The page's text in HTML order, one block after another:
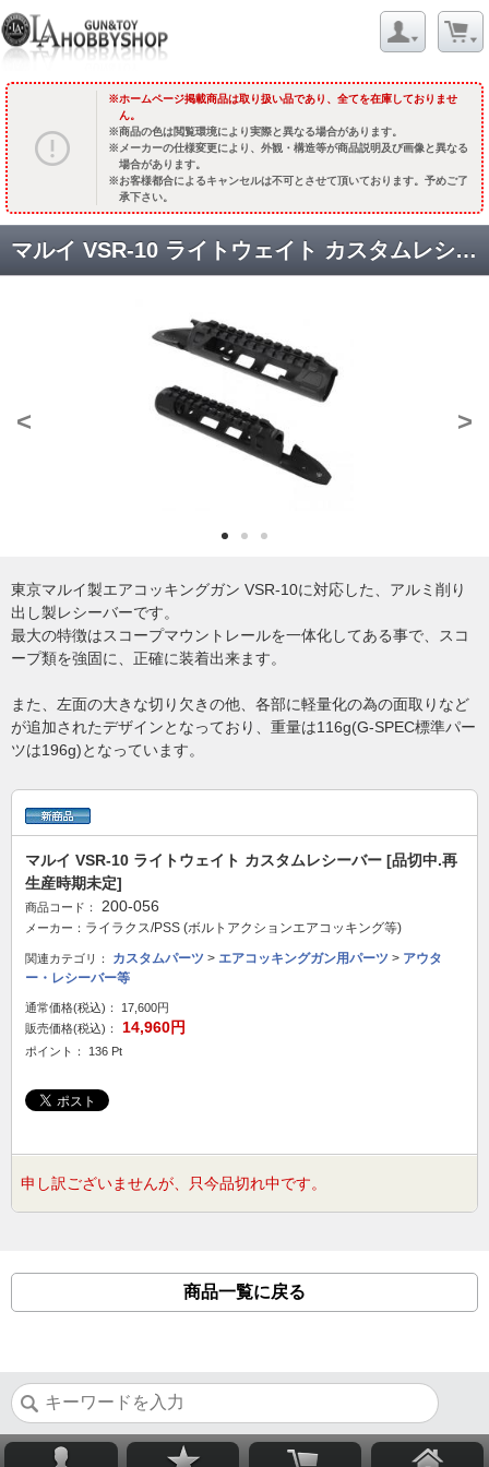
ホームページ掲載商品は取り扱い品であり、全てを在庫しておりませ
ん。
商品の色は閲覧環境により実際と異なる場合があります。
メーカーの仕様変更により、外観・構造等が商品説明及び画像と異なる
場合があります。
お客様都合によるキャンセルは不可とさせて頂いております。予めご了
承下さい。
マルイ VSR-10 ライトウェイト カスタムレシーバー [品切中.再生産時期未定]
< >
東京マルイ製エアコッキングガン VSR-10に対応した、アルミ削り
出し製レシーバーです。
最大の特徴はスコープマウントレールを一体化してある事で、スコ
ープ類を強固に、正確に装着出来ます。
また、左面の大きな切り欠きの他、各部に軽量化の為の面取りなど
が追加されたデザインとなっており、重量は116g(G-SPEC標準パー
ツは196g)となっています。
マルイ VSR-10 ライトウェイト カスタムレシーバー [品切中.再
生産時期未定]
商品コード： 200-056
メーカー： ライラクス/PSS (ボルトアクションエアコッキング等)
関連カテゴリ： カスタムパーツ > エアコッキングガン用パーツ > アウタ
ー・レシーバー等
通常価格(税込)：
17,600円
販売価格(税込)：
14,960円
ポイント： 136 Pt
申し訳ございませんが、只今品切れ中です。
商品一覧に戻る